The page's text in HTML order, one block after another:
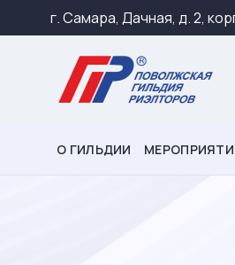
г. Самара, Дачная, д. 2,
О ГИЛЬДИИ